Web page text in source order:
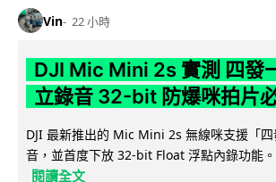
Vin 22 小時
DJI Mic Mini 2s 實測 四發
立錄音 32-bit 防爆咪拍片
DJI 最新推出的 Mic Mini 2s 無線咪支援「
音，並首度下放 32-bit Float 浮點內錄功能
閱讀全文